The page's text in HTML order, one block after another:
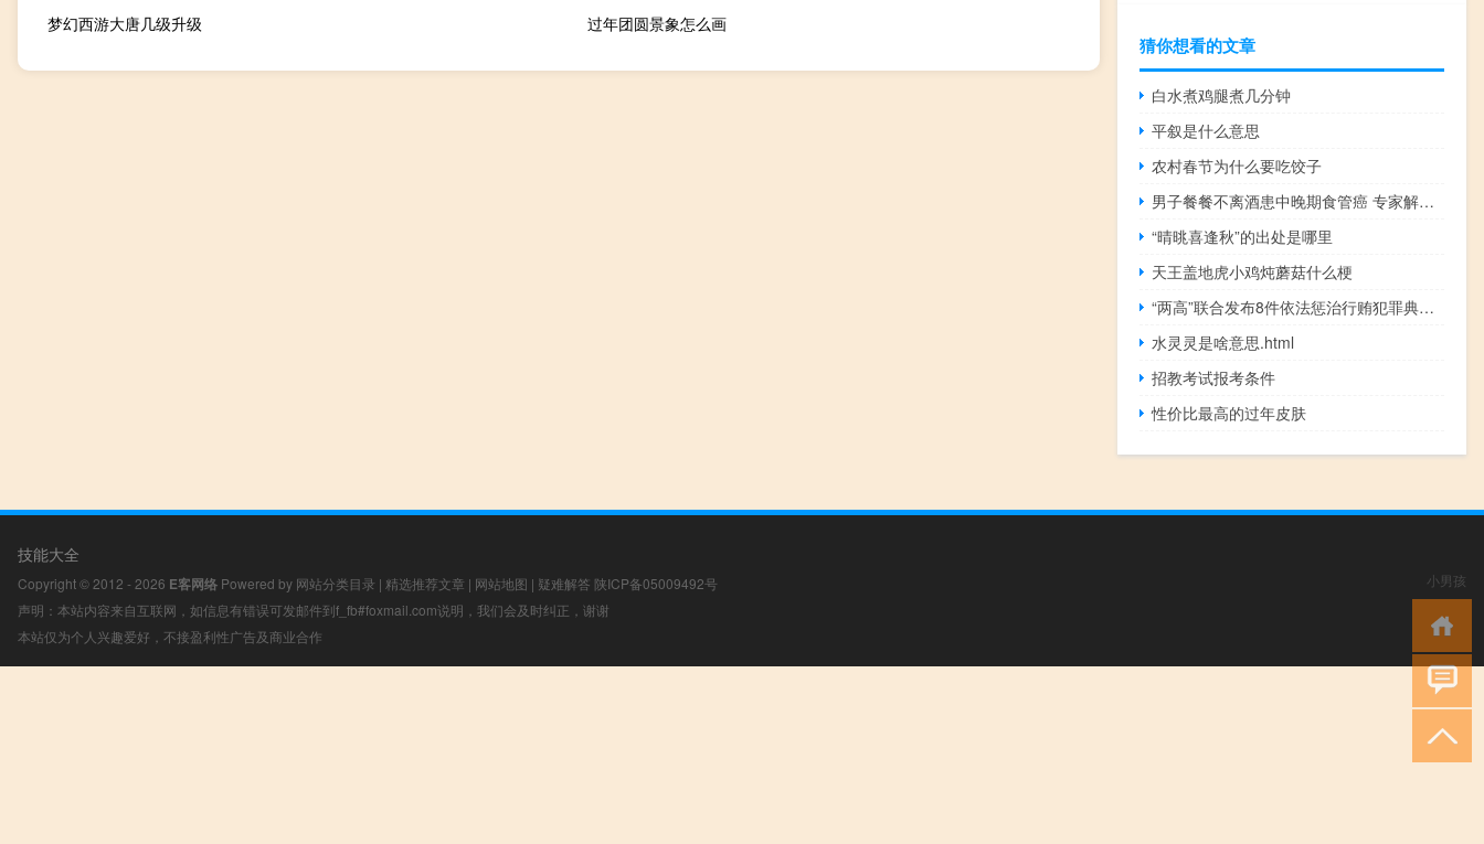
梦幻西游大唐几级升级
过年团圆景象怎么画
猜你想看的文章
白水煮鸡腿煮几分钟
平叙是什么意思
农村春节为什么要吃饺子
男子餐餐不离酒患中晚期食管癌 专家解答肿瘤治疗问题
“晴晀喜逢秋”的出处是哪里
天王盖地虎小鸡炖蘑菇什么梗
“两高”联合发布8件依法惩治行贿犯罪典型案例 到底什么情况呢
水灵灵是啥意思.html
招教考试报考条件
性价比最高的过年皮肤
技能大全
Copyright © 2012 - 2026 E客网络 Powered by 网站分类目录 | 精选推荐文章 | 网站地图 | 疑难解答 陕ICP备05009492号
声明：本站内容来自互联网，如信息有错误可发邮件到f_fb#foxmail.com说明，我们会及时纠正，谢谢
本站仅为个人兴趣爱好，不接盈利性广告及商业合作
小男孩